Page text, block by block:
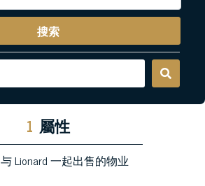
搜索
1 屬性
与 Lionard 一起出售的物业